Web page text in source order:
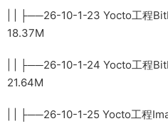
| | ├──26-10-1-23 Yocto工程
18.37M
| | ├──26-10-1-24 Yocto工程
21.64M
| | ├──26-10-1-25 Yocto工程